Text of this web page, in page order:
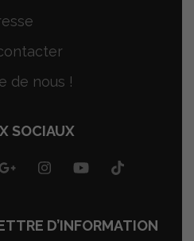
de nous !
SOCIAUX
D’INFORMATION